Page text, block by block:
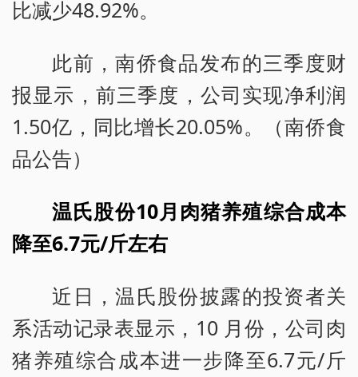
比减少48.92%。
此前，南侨食品发布的三季度财
报显示，前三季度，公司实现净利润
1.50亿，同比增长20.05%。（南侨食
品公告）
温氏股份10月肉猪养殖综合成本
降至6.7元/斤左右
近日，温氏股份披露的投资者关
系活动记录表显示，10 月份，公司肉
猪养殖综合成本进一步降至6.7元/斤